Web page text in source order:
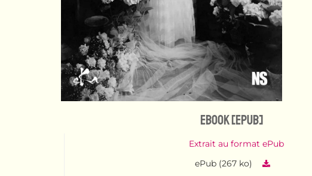
eBook [ePub]
Extrait au format ePub
ePub (267 ko)